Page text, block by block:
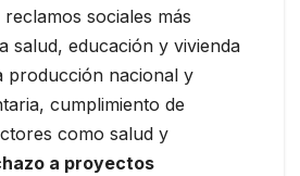
sociales más
salud, educación y vivienda
producción nacional y
cumplimiento de
como salud y
a proyectos